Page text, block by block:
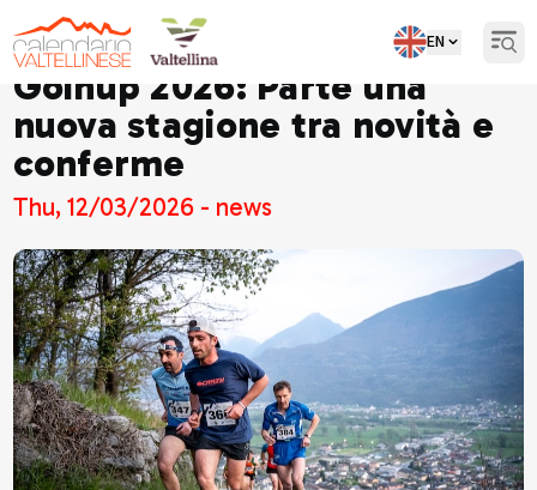
EN
Goinup 2026: Parte una
nuova stagione tra novità e
conferme
Thu, 12/03/2026 - news